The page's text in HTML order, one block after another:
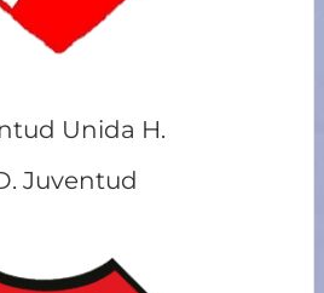
Unida H.
Juventud